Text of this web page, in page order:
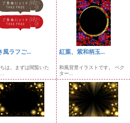
風ラフご...
は。まずは閲覧いた
紅葉、紫和柄玉...
和風背景イラストです。 ベク
ター...